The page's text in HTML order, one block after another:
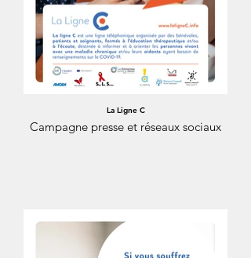
La Ligne C
Campagne presse et réseaux sociaux